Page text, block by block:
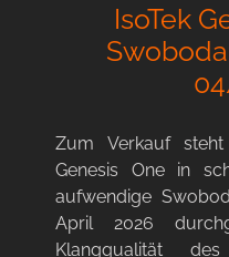
IsoTek
Zum Verkauf
Genesis Onein
aufwendige
April 2026
Klangqualität